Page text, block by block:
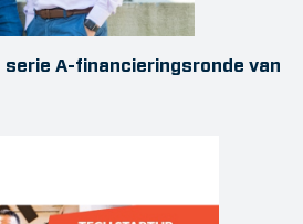
serie A-financieringsronde van